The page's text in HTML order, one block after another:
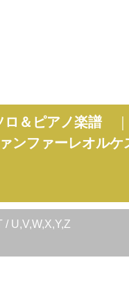
ロ＆ピアノ楽譜
ンファーレオルケ
/ U,V,W,X,Y,Z